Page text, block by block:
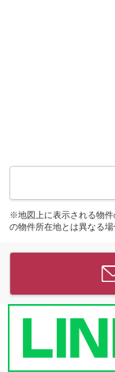
※地図上に表示される物件
の物件所在地とは異なる場